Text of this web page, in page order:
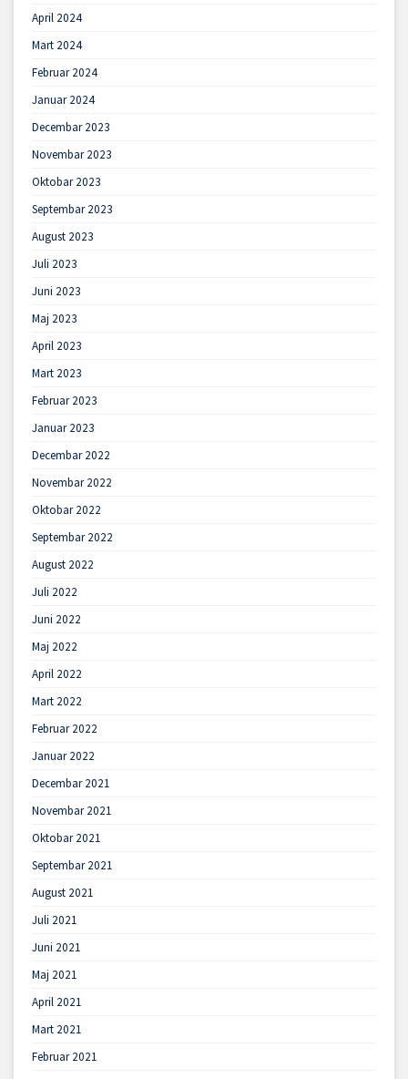
April 2024
Mart 2024
Februar 2024
Januar 2024
Decembar 2023
Novembar 2023
Oktobar 2023
Septembar 2023
August 2023
Juli 2023
Juni 2023
Maj 2023
April 2023
Mart 2023
Februar 2023
Januar 2023
Decembar 2022
Novembar 2022
Oktobar 2022
Septembar 2022
August 2022
Juli 2022
Juni 2022
Maj 2022
April 2022
Mart 2022
Februar 2022
Januar 2022
Decembar 2021
Novembar 2021
Oktobar 2021
Septembar 2021
August 2021
Juli 2021
Juni 2021
Maj 2021
April 2021
Mart 2021
Februar 2021